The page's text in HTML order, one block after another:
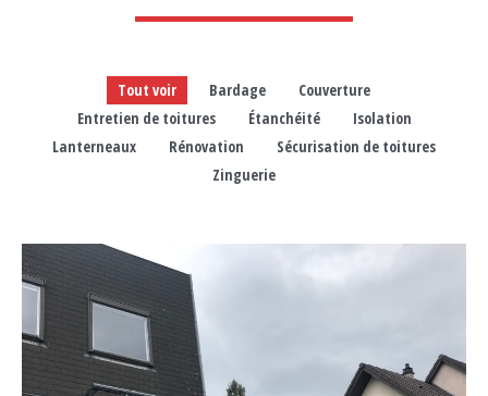
Tout voir Bardage
Couverture
Entretien de toitures
Étanchéité
Isolation
Lanterneaux
Rénovation
Sécurisation de toitures
Zinguerie